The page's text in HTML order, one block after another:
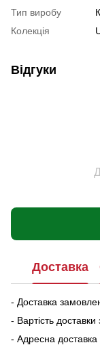
Тип виробу
Колекція
Відгуки
Доставка
- Доставка
- Вартість доставки
- Адресна доставка